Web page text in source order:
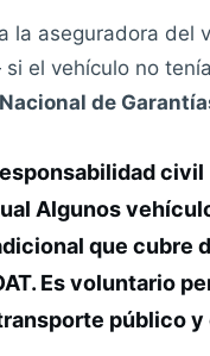
la aseguradora del
el vehículo no
de
civil
Algunos
que cubre
Es voluntario
público y